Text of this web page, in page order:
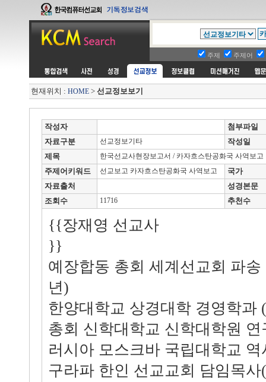
주제 주제어
현재위치 : HOME > 선교정보보기
작성자
첨부파일
자료구분
선교정보기타
작성일
제목
한국선교사현장보고서 / 카자흐스탄공화국 사역보고
주제어키워드 선교보고 카자흐스탄공화국 사역보고
국가
자료출처
성경본문
조회수
11716 추천수
{{장재영 선교사
}}
예장합동 총회 세계선교회 파송
년)
한양대학교 상경대학 경영학과
총회 신학대학교 신학대학원
러시아 모스크바 국립대학교
구라파 한인 선교교회 담임목